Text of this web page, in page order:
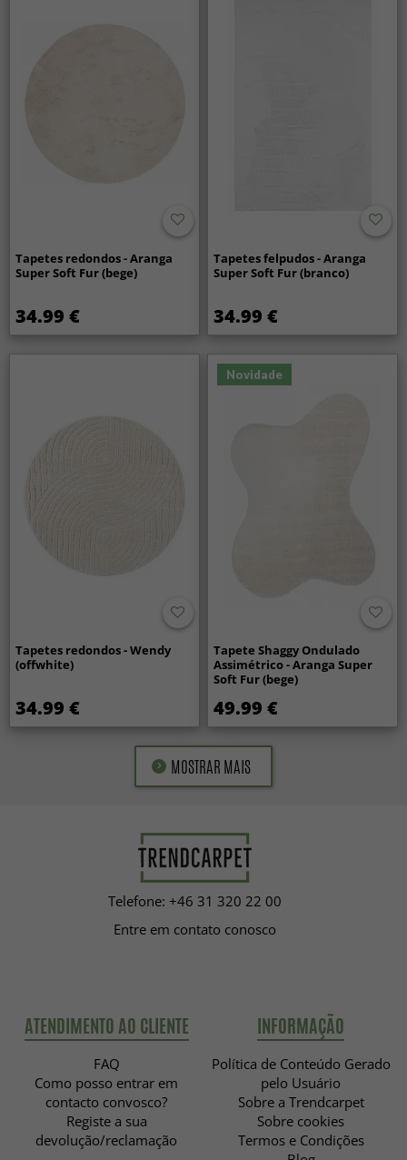
Tapetes redondos - Aranga
Super Soft Fur (bege)
34.99 €
Tapetes felpudos - Aranga
Super Soft Fur (branco)
34.99 €
Tapetes redondos - Wendy
(offwhite)
34.99 €
Novidade
Tapete Shaggy Ondulado
Assimétrico - Aranga Super
Soft Fur (bege)
49.99 €
MOSTRAR MAIS
Telefone: +46 31 320 22 00
Entre em contato conosco
ATENDIMENTO AO CLIENTE
FAQ
Como posso entrar em
contacto convosco?
Registe a sua
devolução/reclamação
INFORMAÇÃO
Política de Conteúdo Gerado
pelo Usuário
Sobre a Trendcarpet
Sobre cookies
Termos e Condições